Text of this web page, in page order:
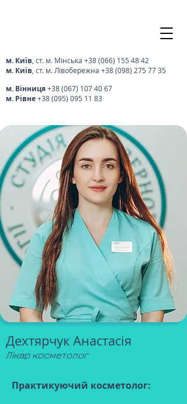
м. Київ , ст. м. Мінська +38 (066) 155 48 42
м. Київ , ст. м. Лівобережна +38 (098) 275 77 35
м. Вінниця+38 (067) 107 40 67
м. Рівне+38 (095) 095 11 83
Дехтярчук Анастасія
Лікар косметолог
Практикуючий косметолог: